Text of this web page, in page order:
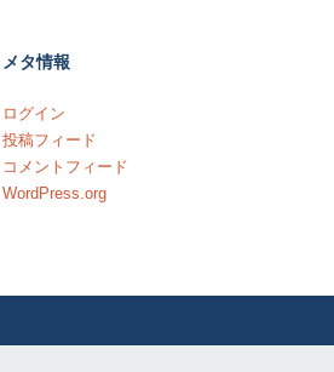
メタ情報
ログイン
投稿フィード
コメントフィード
WordPress.org